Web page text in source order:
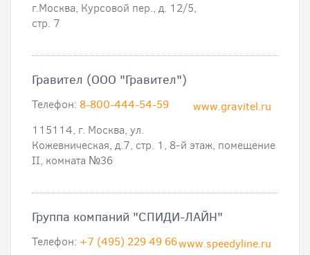
г.Москва, Курсовой пер., д. 12/5,
стр. 7
Гравител (ООО "Гравител")
www.gravitel.ru
Телефон: 8-800-444-54-59
115114, г. Москва, ул.
Кожевническая, д.7, стр. 1, 8-й этаж, помещение
II, комната №36
Группа компаний "СПИДИ-ЛАЙН"
www.speedyline.ru
Телефон: +7 (495) 229 49 66